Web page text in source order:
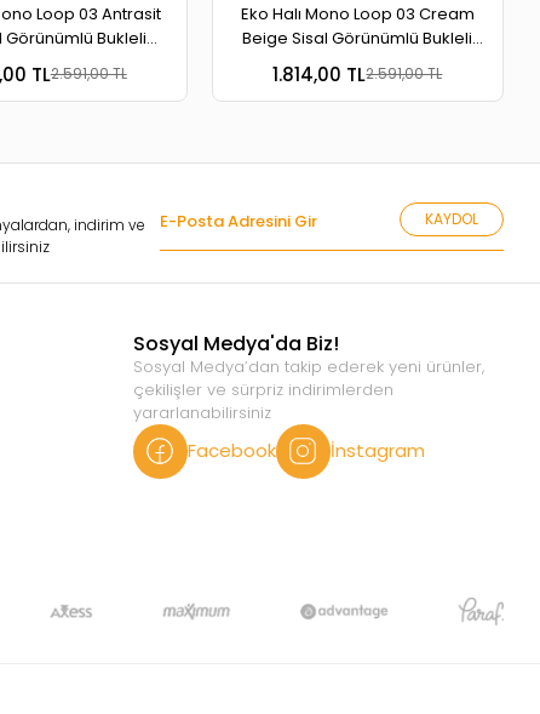
Loop 03 Antrasit
Görünümlü Bukleli
Yıkanabilir Halı
TL2.591,00 TL
Eko Halı Mono Loop 03 Cream
Beige Sisal Görünümlü Bukleli
Kaymaz Tabanlı Yıkanabilir Halı
1.814,00 TL2.591,00 TL
indirim ve
KAYDOL
Sosyal Medya'da Biz!
Sosyal Medya’dan takip ederek yeni ürünler,
çekilişler ve sürpriz indirimlerden
yararlanabilirsiniz
Facebook İnstagram